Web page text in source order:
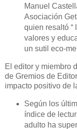
Manuel
Asociación
quien resaltó “
valores y
un sutil eco-
El editor y miembro
de Gremios de
impacto positivo de
Según los
índice de
adulto ha